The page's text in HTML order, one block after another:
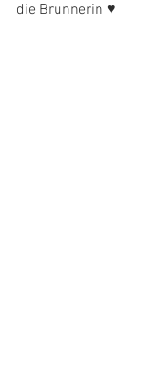
die Brunnerin ♥